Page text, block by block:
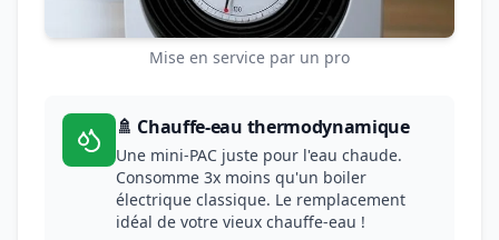
Mise en service par un pro
🚿 Chauffe-eau thermodynamique
Une mini-PAC juste pour l'eau chaude.
Consomme 3x moins qu'un boiler
électrique classique. Le remplacement
idéal de votre vieux chauffe-eau !